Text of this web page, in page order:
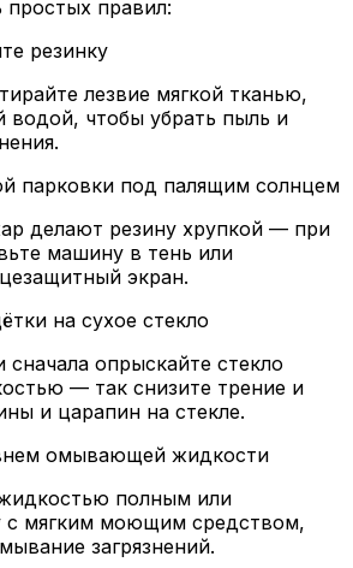
правил:
резинку
лезвие мягкой тканью,
водой, чтобы убрать пыль и
парковки под палящим солнцем
делают резину хрупкой — при
машину в тень или
экран.
на сухое стекло
опрыскайте стекло
— так снизите трение и
и царапин на стекле.
омывающей жидкости
полным или
с мягким моющим средством,
загрязнений.